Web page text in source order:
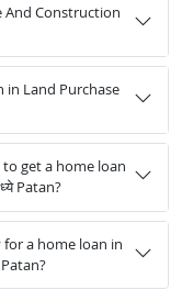
And Construction
in Land Purchase
get a home loan
Patan?
a home loan in